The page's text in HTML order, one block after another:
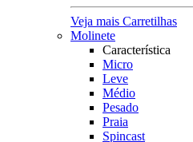
Veja mais Carretilhas
Molinete
Característica
Micro
Leve
Médio
Pesado
Praia
Spincast